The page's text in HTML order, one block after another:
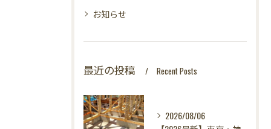
お知らせ
最近の投稿 Recent Posts
2026/08/06